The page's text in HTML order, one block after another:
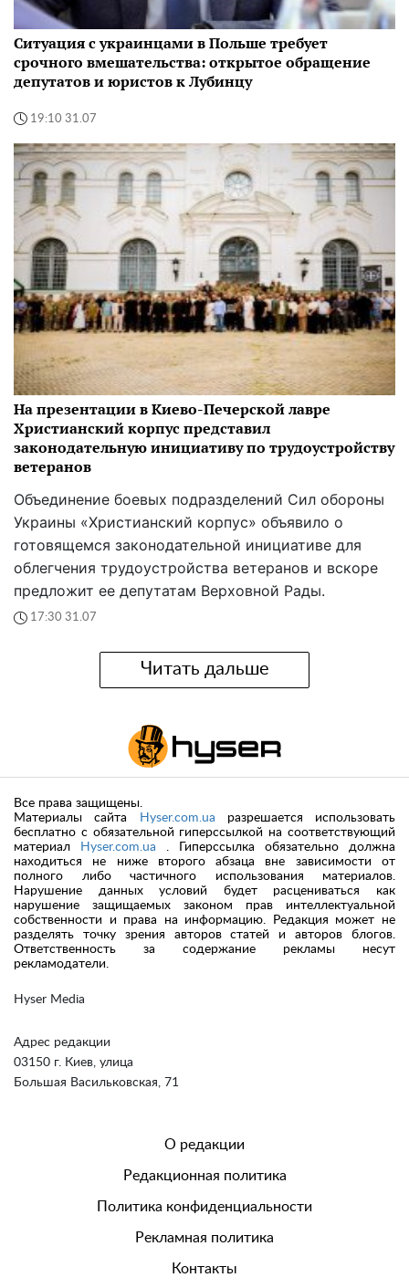
Ситуация с украинцами в Польше требует
срочного вмешательства: открытое обращение
депутатов и юристов к Лубинцу
19:10 31.07
На презентации в Киево-Печерской лавре
Христианский корпус представил
законодательную инициативу по трудоустройству
ветеранов
Объединение боевых подразделений Сил обороны
Украины «Христианский корпус» объявило о
готовящемся законодательной инициативе для
облегчения трудоустройства ветеранов и вскоре
предложит ее депутатам Верховной Рады.
17:30 31.07
Читать дальше
Hyser Media
Адрес редакции
03150 г. Киев, улица
Большая Васильковская, 71
Все права защищены.
Материалы сайта
Hyser.com.ua разрешается использовать
бесплатно с обязательной гиперссылкой на соответствующий
материал
Hyser.com.ua . Гиперссылка обязательно должна
находиться не ниже второго абзаца вне зависимости от
полного либо частичного использования материалов.
Нарушение данных условий будет расцениваться как
нарушение защищаемых законом прав интеллектуальной
собственности и права на информацию. Редакция может не
разделять точку зрения авторов статей и авторов блогов.
Ответственность за содержание рекламы несут
рекламодатели.
О редакции
Редакционная политика
Политика конфиденциальности
Рекламная политика
Контакты